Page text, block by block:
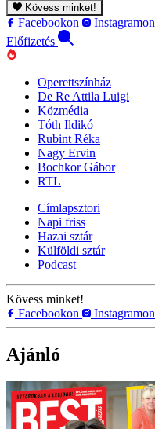
Kövess minket!
Facebookon Instagramon
Előfizetés
Operettszínház
De Re Attila Luigi
Közmédia
Tóth Ildikó
Rubint Réka
Nagy Ervin
Bochkor Gábor
RTL
Címlapsztori
Napi friss
Hazai sztár
Külföldi sztár
Podcast
Kövess minket!
Facebookon
Instagramon
Ajánló